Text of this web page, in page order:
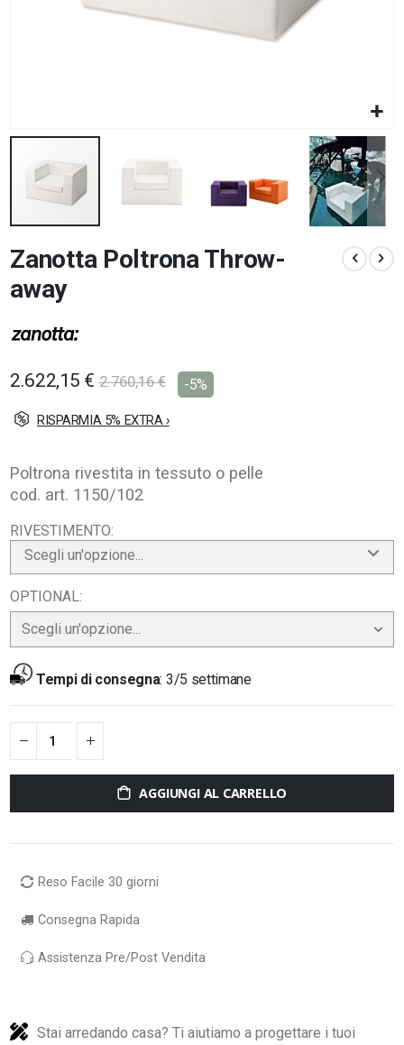
all'inizio
della
galleria
immagini
Zanotta Poltrona Throw-
away
2.622,15 € 2.760,16 € -5%
RISPARMIA 5% EXTRA ›
Poltrona rivestita in tessuto o pelle
cod. art. 1150/102
RIVESTIMENTO
Scegli un'opzione...
OPTIONAL
Tempi di consegna: 3/5 settimane
AGGIUNGI AL CARRELLO
Reso Facile 30 giorni
Consegna Rapida
Assistenza Pre/Post Vendita
Stai arredando casa? Ti aiutiamo a progettare i tuoi